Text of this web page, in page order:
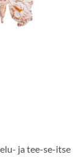
ja tee-se-itse